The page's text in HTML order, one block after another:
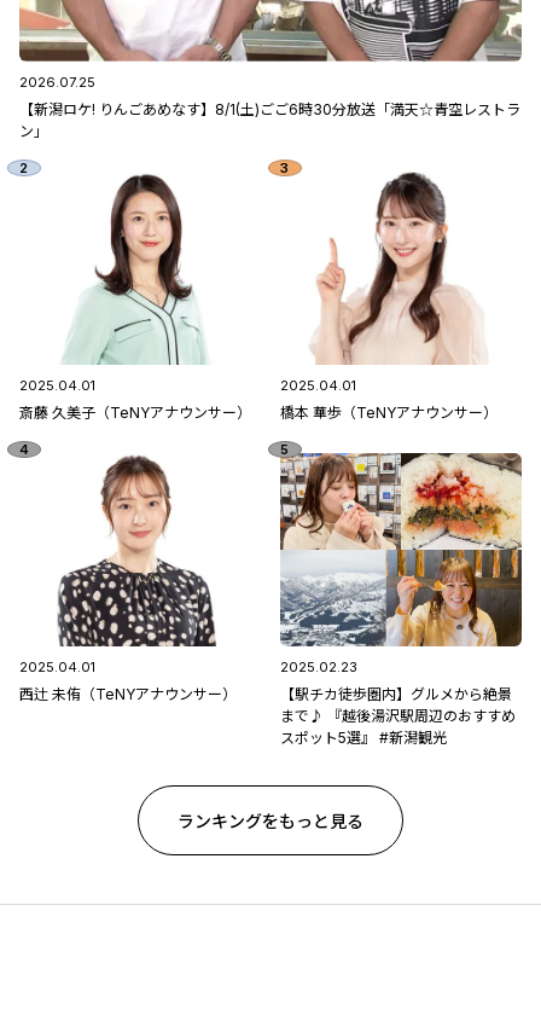
2026.07.25
【新潟ロケ! りんごあめなす】8/1(土)ごご6時30分放送「満天☆青空レストラ
ン」
2025.04.01
斎藤 久美子（TeNYアナウンサー）
2025.04.01
橋本 華歩（TeNYアナウンサー）
2025.04.01
西辻 未侑（TeNYアナウンサー）
2025.02.23
【駅チカ徒歩圏内】グルメから絶景
まで♪ 『越後湯沢駅周辺のおすすめ
スポット5選』 #新潟観光
ランキングをもっと見る